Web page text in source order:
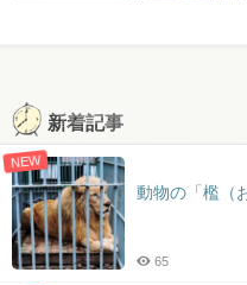
新着記事
NEW
動物の「檻（
65